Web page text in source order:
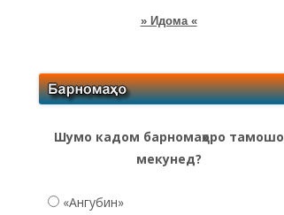
» Идома «
Шумо кадом барномаҳоро тамошо
мекунед?
«Ангубин»